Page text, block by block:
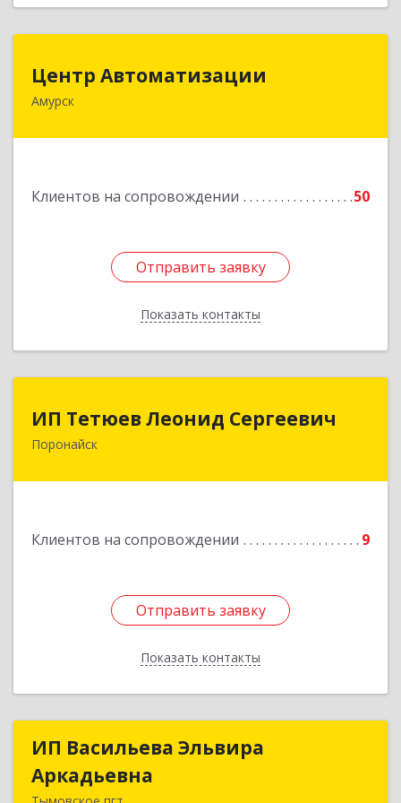
Центр Автоматизации
Амурск
Клиентов на сопровождении 50
Отправить заявку
Показать контакты
682640, Хабаровский край, Амурск г, Мира пр-
Отправить заявку
Назад
ИП Тетюев Леонид Сергеевич
Поронайск
Клиентов на сопровождении 9
Отправить заявку
Показать контакты
694242, Сахалинская обл, Поронайск г, Фрунзе
Отправить заявку
Назад
ИП Васильева Эльвира
Аркадьевна
ИП Васильева Эльвира